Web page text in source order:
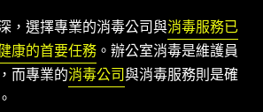
，選擇專業的消毒公司與消毒服務已
康的首要任務 。辦公室消毒是維護員
而專業的消毒公司與消毒服務則是確